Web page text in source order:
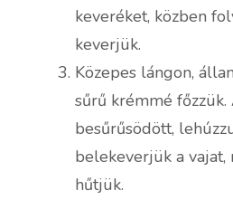
keveréket, közben
keverjük.
Közepes lángon,
sűrű krémmé
besűrűsödött,
belekeverjük a vajat,
hűtjük.